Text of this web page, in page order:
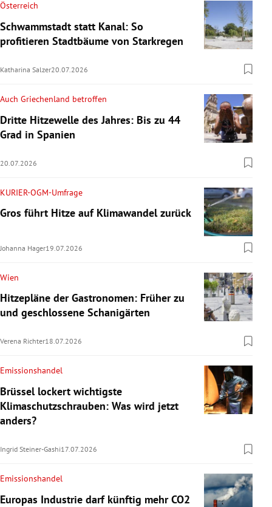
Österreich
Schwammstadt statt Kanal: So
profitieren Stadtbäume von Starkregen
Katharina Salzer20.07.2026
Auch Griechenland betroffen
Dritte Hitzewelle des Jahres: Bis zu 44
Grad in Spanien
20.07.2026
KURIER-OGM-Umfrage
Gros führt Hitze auf Klimawandel zurück
Johanna Hager19.07.2026
Wien
Hitzepläne der Gastronomen: Früher zu
und geschlossene Schanigärten
Verena Richter18.07.2026
Emissionshandel
Brüssel lockert wichtigste
Klimaschutzschrauben: Was wird jetzt
anders?
Ingrid Steiner-Gashi17.07.2026
Emissionshandel
Europas Industrie darf künftig mehr CO2